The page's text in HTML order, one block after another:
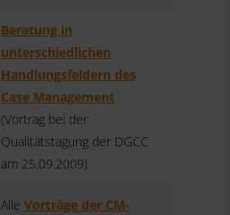
Beratung in
unterschiedlichen
Handlungsfeldern des
Case Management
(Vortrag bei der
Qualitätstagung der DGCC
am 25.09.2009)
Alle Vorträge der CM-